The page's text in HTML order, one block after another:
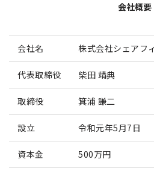
会社概要
会社名 株式会社シェアフ
代表取締役 柴田 靖典
取締役 箕浦 謙二
設立 令和元年5月7日
資本金 500万円